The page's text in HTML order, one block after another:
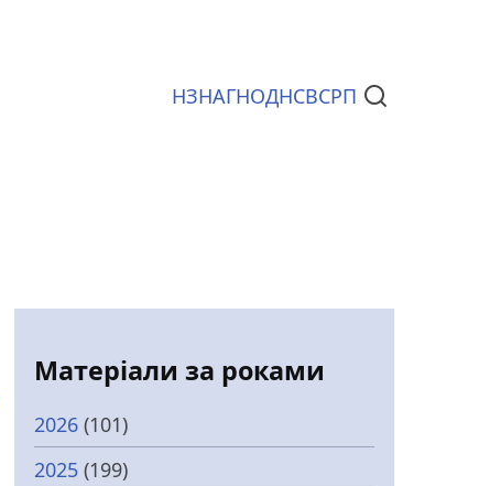
Документи
НЗНАГНОДНСВСРП
Матеріали за роками
2026 (101)
2025 (199)